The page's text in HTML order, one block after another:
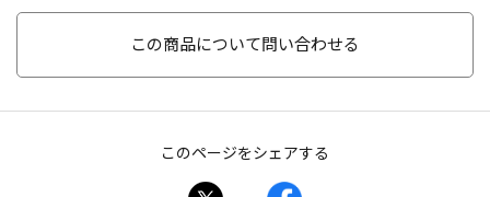
この商品について問い合わせる
このページをシェアする